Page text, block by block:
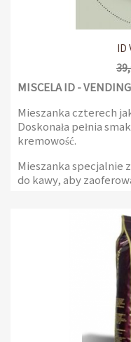
ID
MISCELA ID - VENDING
Mieszanka czterech
Doskonała pełnia
kremowość.
Mieszanka specjalnie
do kawy, aby